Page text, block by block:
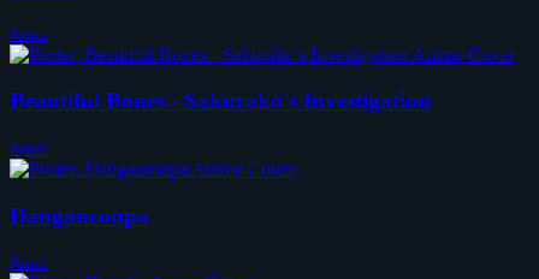
Krimi
Beautiful Bones - Sakurako's Investigation
Krimi
Danganronpa
Krimi